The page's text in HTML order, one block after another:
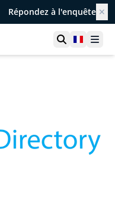
Répondez à l'enquête ✕
Ouvrir la
France